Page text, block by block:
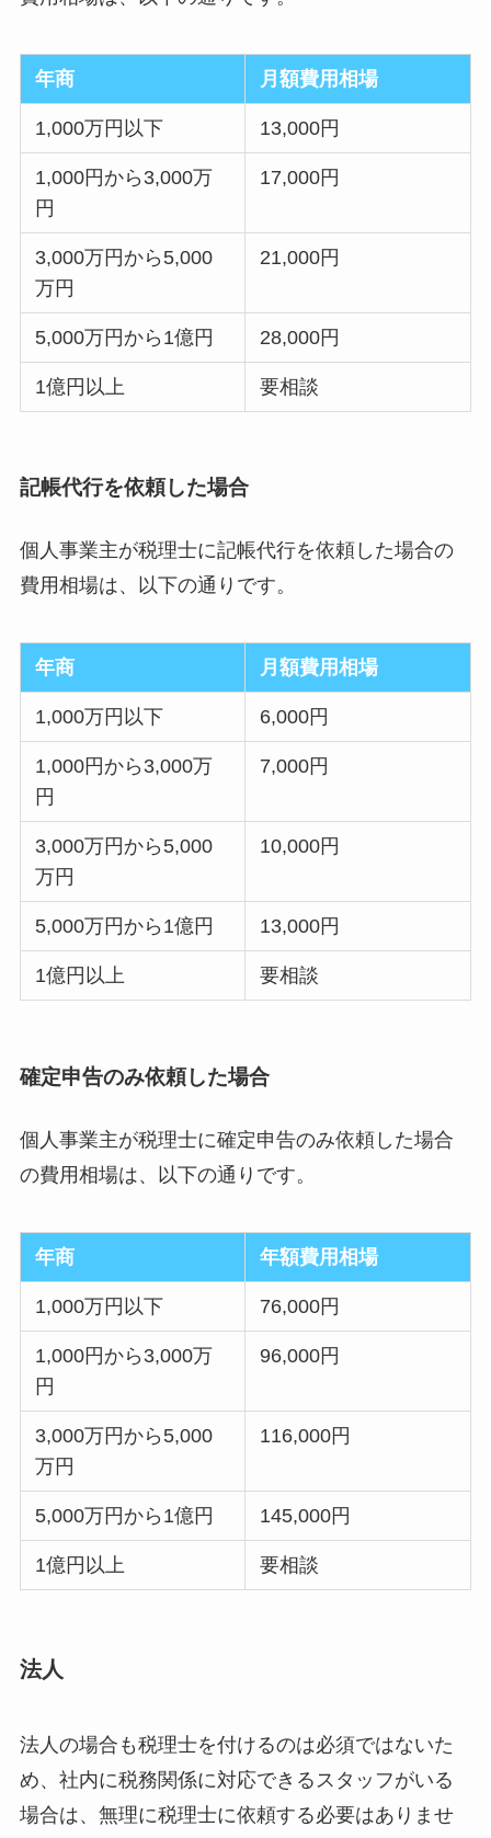
年商 月額費用相場
1,000万円以下 13,000円
1,000円から3,000万
円
17,000円
3,000万円から5,000
万円
21,000円
5,000万円から1億円 28,000円
1億円以上 要相談
記帳代行を依頼した場合
個人事業主が税理士に記帳代行を依頼した場合の
費用相場は、以下の通りです。
年商 月額費用相場
1,000万円以下 6,000円
1,000円から3,000万
円
7,000円
3,000万円から5,000
万円
10,000円
5,000万円から1億円 13,000円
1億円以上 要相談
確定申告のみ依頼した場合
個人事業主が税理士に確定申告のみ依頼した場合
の費用相場は、以下の通りです。
年商 年額費用相場
1,000万円以下 76,000円
1,000円から3,000万
円
96,000円
3,000万円から5,000
万円
116,000円
5,000万円から1億円 145,000円
1億円以上 要相談
法人
法人の場合も税理士を付けるのは必須ではないた
め、社内に税務関係に対応できるスタッフがいる
場合は、無理に税理士に依頼する必要はありませ